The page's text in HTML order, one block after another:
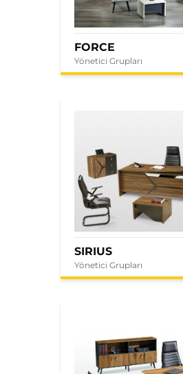
FORCE
Yönetici Grupları
SIRIUS
Yönetici Grupları